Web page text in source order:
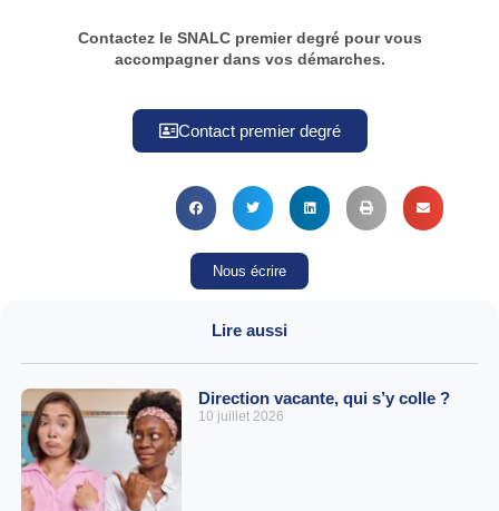
Contactez le SNALC premier degré pour vous
accompagner dans vos démarches.
Contact premier degré
Nous écrire
Lire aussi
Direction vacante, qui s’y colle ?
10 juillet 2026